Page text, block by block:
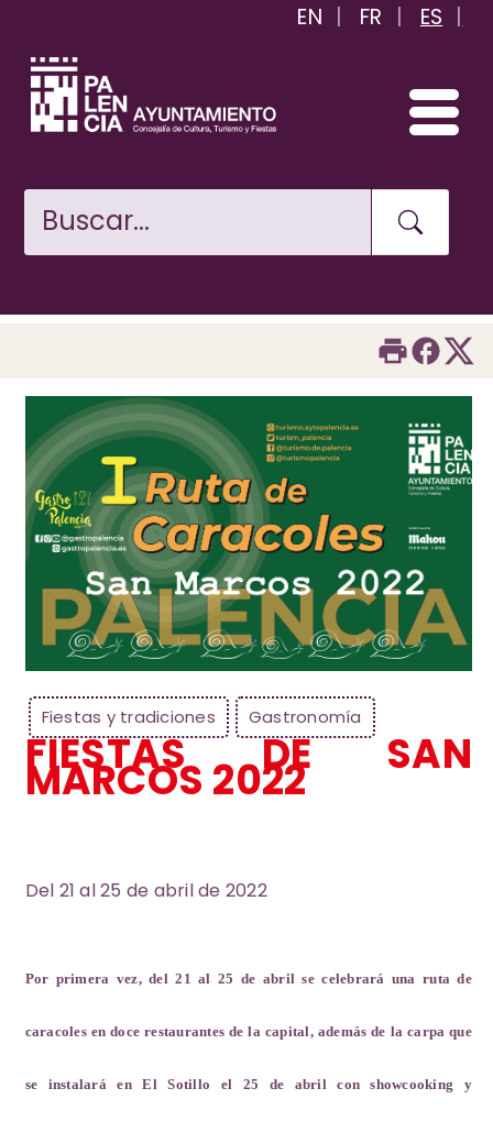
EN FR ES
Fiestas y tradiciones Gastronomía
FIESTAS DE SAN
MARCOS 2022
Del 21 al 25 de abril de 2022
Por primera vez, del 21 al 25 de abril se celebrará una ruta de
caracoles en doce restaurantes de la capital, además de la carpa que
se instalará en El Sotillo el 25 de abril con showcooking y